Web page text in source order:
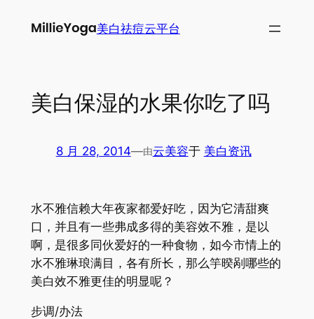
美白祛痘云平台
美白保湿的水果你吃了吗
8 月 28, 2014—由云美容于 美白资讯
水不雅信赖大年夜家都爱好吃，因为它清甜爽
口，并且有一些弗成多得的美容效不雅，是以
啊，是很多同伙爱好的一种食物，如今市情上的
水不雅琳琅满目，各有所长，那么竽暌剐哪些的
美白效不雅更佳的明显呢？
步调/办法